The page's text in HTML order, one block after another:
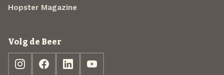
Hopster Magazine
Volg de Beer